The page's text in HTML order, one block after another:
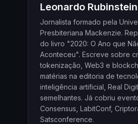
Leonardo Rubinstein
Jornalista formado pela
Presbiteriana Mackenzie.
do livro "2020: O Ano que
Aconteceu". Escreve sobre
tokenização, Web3 e
matérias na editoria de
inteligência artificial, Real
semelhantes. Já cobriu
Consensus, LabitConf,
Satsconference.